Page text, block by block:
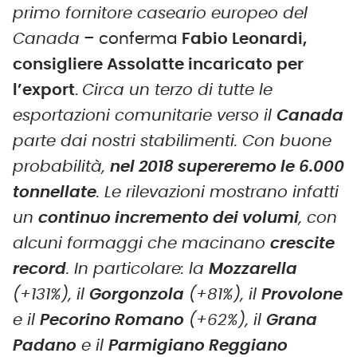
primo fornitore caseario europeo del
Canada – conferma Fabio Leonardi,
consigliere Assolatte incaricato per
l’export. Circa un terzo di tutte le
esportazioni comunitarie verso il Canada
parte dai nostri stabilimenti. Con buone
probabilità, nel 2018 supereremo le 6.000
tonnellate. Le rilevazioni mostrano infatti
un continuo incremento dei volumi, con
alcuni formaggi che macinano crescite
record. In particolare: la Mozzarella
(+131%), il Gorgonzola (+81%), il Provolone
e il Pecorino Romano (+62%), il Grana
Padano e il Parmigiano Reggiano